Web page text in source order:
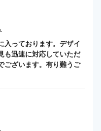
入っております。デザイ
も迅速に対応していただ
ございます。有り難うご